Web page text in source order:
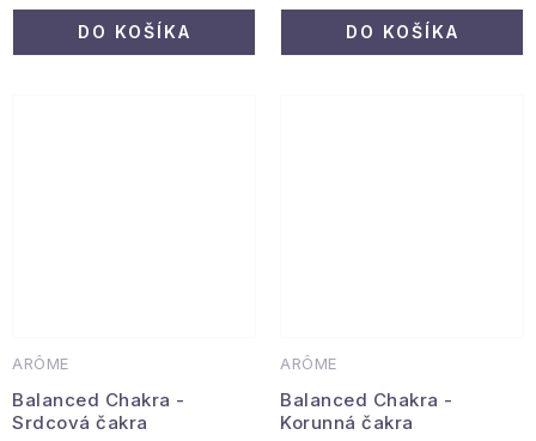
DO KOŠÍKA DO KOŠÍKA
ARÔME
Balanced Chakra -
Srdcová čakra
ARÔME
Balanced Chakra -
Korunná čakra